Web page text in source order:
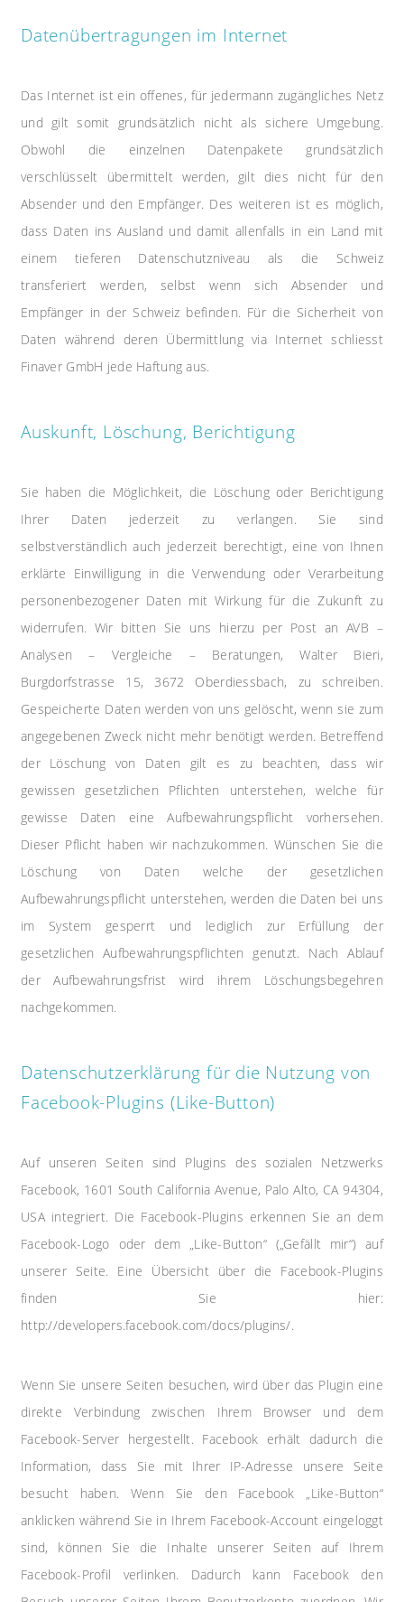
Datenübertragungen im Internet
Das Internet ist ein offenes, für jedermann zugängliches Netz
und gilt somit grundsätzlich nicht als sichere Umgebung.
Obwohl die einzelnen Datenpakete grundsätzlich
verschlüsselt übermittelt werden, gilt dies nicht für den
Absender und den Empfänger. Des weiteren ist es möglich,
dass Daten ins Ausland und damit allenfalls in ein Land mit
einem tieferen Datenschutzniveau als die Schweiz
transferiert werden, selbst wenn sich Absender und
Empfänger in der Schweiz befinden. Für die Sicherheit von
Daten während deren Übermittlung via Internet schliesst
Finaver GmbH jede Haftung aus.
Auskunft, Löschung, Berichtigung
Sie haben die Möglichkeit, die Löschung oder Berichtigung
Ihrer Daten jederzeit zu verlangen. Sie sind
selbstverständlich auch jederzeit berechtigt, eine von Ihnen
erklärte Einwilligung in die Verwendung oder Verarbeitung
personenbezogener Daten mit Wirkung für die Zukunft zu
widerrufen. Wir bitten Sie uns hierzu per Post an AVB –
Analysen – Vergleiche – Beratungen, Walter Bieri,
Burgdorfstrasse 15, 3672 Oberdiessbach, zu schreiben.
Gespeicherte Daten werden von uns gelöscht, wenn sie zum
angegebenen Zweck nicht mehr benötigt werden. Betreffend
der Löschung von Daten gilt es zu beachten, dass wir
gewissen gesetzlichen Pflichten unterstehen, welche für
gewisse Daten eine Aufbewahrungspflicht vorhersehen.
Dieser Pflicht haben wir nachzukommen. Wünschen Sie die
Löschung von Daten welche der gesetzlichen
Aufbewahrungspflicht unterstehen, werden die Daten bei uns
im System gesperrt und lediglich zur Erfüllung der
gesetzlichen Aufbewahrungspflichten genutzt. Nach Ablauf
der Aufbewahrungsfrist wird ihrem Löschungsbegehren
nachgekommen.
Datenschutzerklärung für die Nutzung von
Facebook-Plugins (Like-Button)
Auf unseren Seiten sind Plugins des sozialen Netzwerks
Facebook, 1601 South California Avenue, Palo Alto, CA 94304,
USA integriert. Die Facebook-Plugins erkennen Sie an dem
Facebook-Logo oder dem „Like-Button“ („Gefällt mir“) auf
unserer Seite. Eine Übersicht über die Facebook-Plugins
finden Sie hier:
http://developers.facebook.com/docs/plugins/.
Wenn Sie unsere Seiten besuchen, wird über das Plugin eine
direkte Verbindung zwischen Ihrem Browser und dem
Facebook-Server hergestellt. Facebook erhält dadurch die
Information, dass Sie mit Ihrer IP-Adresse unsere Seite
besucht haben. Wenn Sie den Facebook „Like-Button“
anklicken während Sie in Ihrem Facebook-Account eingeloggt
sind, können Sie die Inhalte unserer Seiten auf Ihrem
Facebook-Profil verlinken. Dadurch kann Facebook den